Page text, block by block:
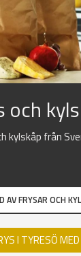
kylskåp från
AV FRYSAR OCH
I TYRESÖ